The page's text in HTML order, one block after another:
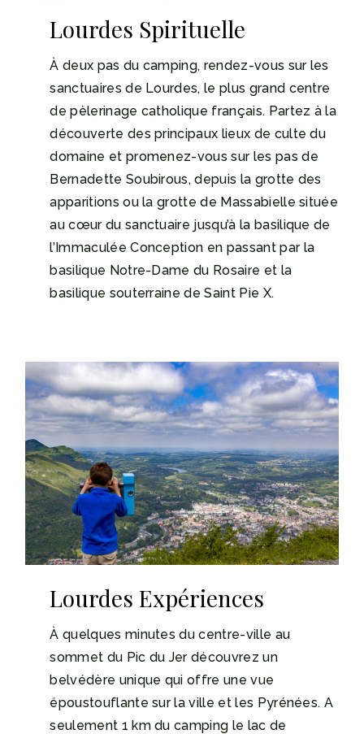
Lourdes Spirituelle
À deux pas du camping, rendez-vous sur les
sanctuaires de Lourdes, le plus grand centre
de pèlerinage catholique français. Partez à la
découverte des principaux lieux de culte du
domaine et promenez-vous sur les pas de
Bernadette Soubirous, depuis la grotte des
apparitions ou la grotte de Massabielle située
au cœur du sanctuaire jusqu’à la basilique de
l’Immaculée Conception en passant par la
basilique Notre-Dame du Rosaire et la
basilique souterraine de Saint Pie X.
Lourdes Expériences
À quelques minutes du centre-ville au
sommet du Pic du Jer découvrez un
belvédère unique qui offre une vue
époustouflante sur la ville et les Pyrénées. A
seulement 1 km du camping le lac de